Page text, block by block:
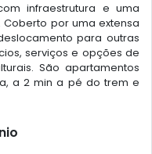
infraestrutura e uma
por uma extensa
para outras
serviços e opções de
São apartamentos
a 2 min a pé do trem e